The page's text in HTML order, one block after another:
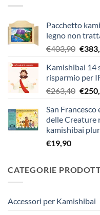
Pacchetto
legno non
€403,90 Il
era:
€
Kamishibai 14
risparmio per
€263,40 Il
era:
€
San
delle Creature
kamishibai
€19,90
CATEGORIE
Accessori per Kamishibai